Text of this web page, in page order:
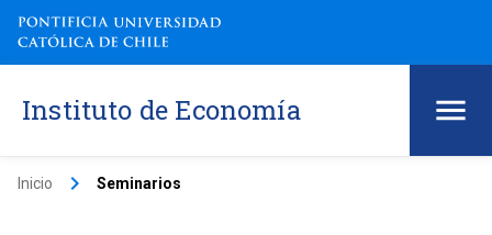
Instituto de Economía
Inicio keyboard_arrow_right Seminarios